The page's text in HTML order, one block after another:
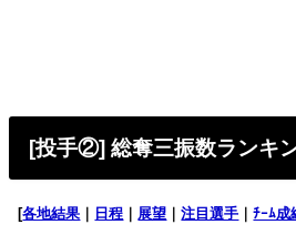
[投手②] 総奪三振数ランキ
[各地結果 ｜ 日程 ｜ 展望 ｜注目選手 ｜ﾁｰﾑ成